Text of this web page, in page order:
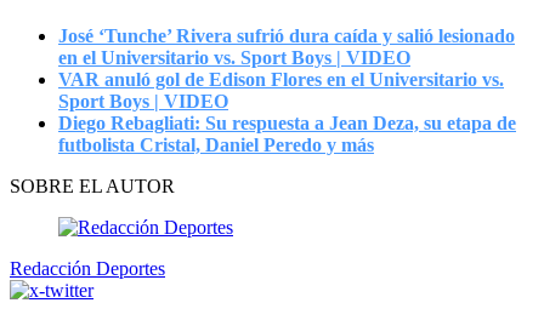
secondsJosé ‘Tunche’ Rivera sufrió dura caída y salió lesionado
en el Universitario vs. Sport Boys | VIDEO
VAR anuló gol de Edison Flores en el Universitario vs.
Sport Boys | VIDEO
Diego Rebagliati: Su respuesta a Jean Deza, su etapa de
futbolista Cristal, Daniel Peredo y más
SOBRE EL AUTOR
Redacción Deportes